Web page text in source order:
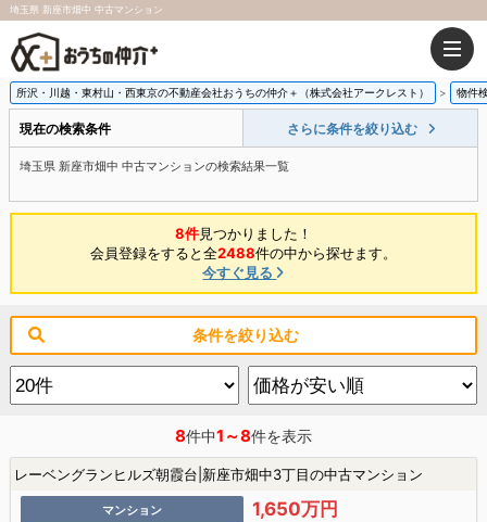
埼玉県 新座市畑中 中古マンション
所沢・川越・東村山・西東京の不動産会社おうちの仲介＋（株式会社アークレスト） 物件
現在の検索条件 さらに条件を絞り込む
埼玉県 新座市畑中 中古マンションの検索結果一覧
8件見つかりました！
会員登録をすると全2488件の中から探せます。
今すぐ見る
条件を絞り込む
8件中1～8件を表示
レーベングランヒルズ朝霞台|新座市畑中3丁目の中古マンション
マンション 1,650万円